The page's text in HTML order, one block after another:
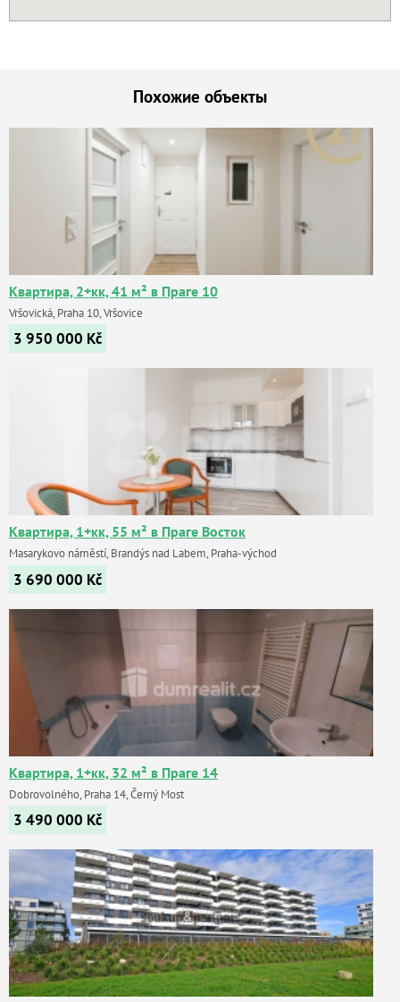
Похожие объекты
Квартира, 2+кк, 41 м² в Праге 10
Vršovická, Praha 10, Vršovice
3 950 000 Kč
Квартира, 1+кк, 55 м² в Праге Восток
Masarykovo náměstí, Brandýs nad Labem, Praha-východ
3 690 000 Kč
Квартира, 1+кк, 32 м² в Праге 14
Dobrovolného, Praha 14, Černý Most
3 490 000 Kč